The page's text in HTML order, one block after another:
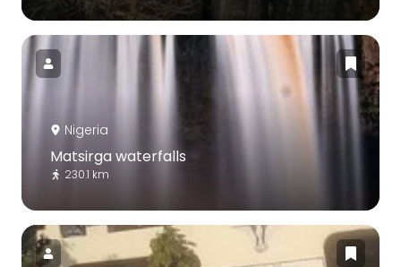
Nigeria
Matsirga waterfalls
230.1 km